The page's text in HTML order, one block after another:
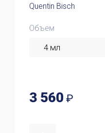
Quentin Bisch
Объем
3 560 ₽